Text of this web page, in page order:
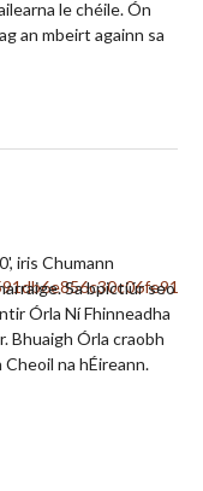
le chéile. Ón
an mbeirt againn sa
iris Chumann
Sa bpictiúr seo
Órla Ní Fhinneadha
Bhuaigh Órla craobh
Cheoil na hÉireann.